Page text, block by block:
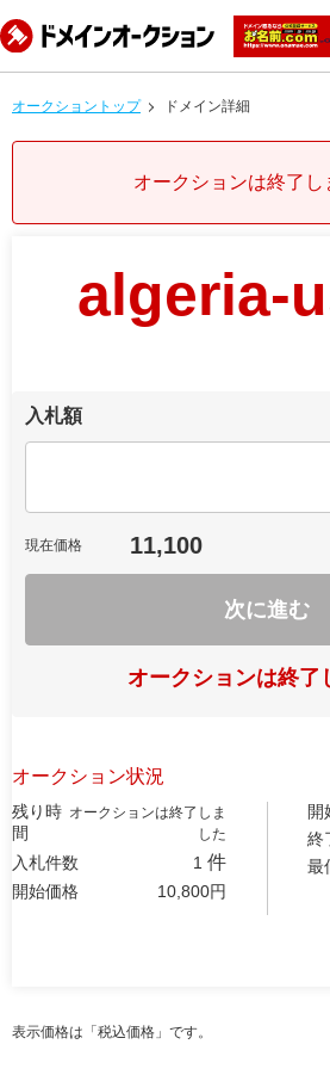
オークショントップ ドメイン詳細
オークションは終了し
algeria-
入札額
現在価格 11,100
次に進む
オークションは終了
オークション状況
残り時
間
オークションは終了しま
した
入札件数 1 件
開始価格 10,800円
開
終
最
表示価格は「税込価格」です。